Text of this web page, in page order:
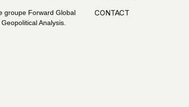
groupe Forward Global
Analysis.
CONTACT